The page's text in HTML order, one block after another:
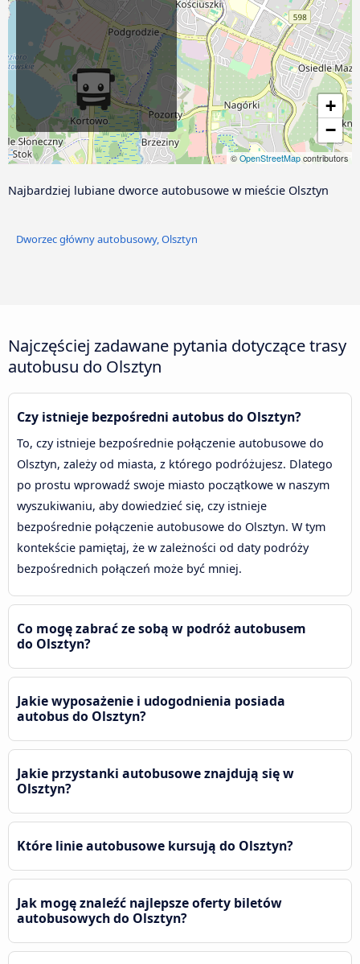
+
−
©OpenStreetMapcontributors
Najbardziej lubiane dworce autobusowe w mieście Olsztyn
Dworzec główny autobusowy, Olsztyn
Najczęściej zadawane pytania dotyczące trasy
autobusu do Olsztyn
Czy istnieje bezpośredni autobus do Olsztyn?
To, czy istnieje bezpośrednie połączenie autobusowe do
Olsztyn, zależy od miasta, z którego podróżujesz. Dlatego
po prostu wprowadź swoje miasto początkowe w naszym
wyszukiwaniu, aby dowiedzieć się, czy istnieje
bezpośrednie połączenie autobusowe do Olsztyn. W tym
kontekście pamiętaj, że w zależności od daty podróży
bezpośrednich połączeń może być mniej.
Co mogę zabrać ze sobą w podróż autobusem
do Olsztyn?
Jakie wyposażenie i udogodnienia posiada
autobus do Olsztyn?
Jakie przystanki autobusowe znajdują się w
Olsztyn?
Które linie autobusowe kursują do Olsztyn?
Jak mogę znaleźć najlepsze oferty biletów
autobusowych do Olsztyn?